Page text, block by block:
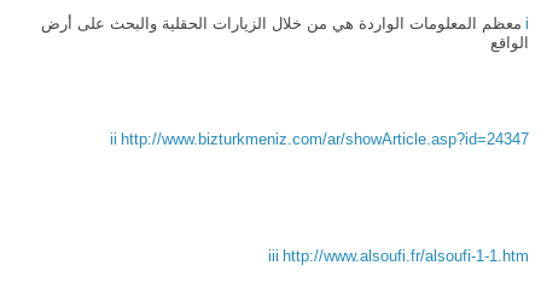
i معظم المعلومات الواردة هي من خلال الزيارات الحقلية والبحث على أرض
الواقع
ii http://www.bizturkmeniz.com/ar/showArticle.asp?id=24347
iii http://www.alsoufi.fr/alsoufi-1-1.htm